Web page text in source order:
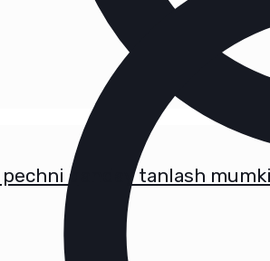
qanday tanlash